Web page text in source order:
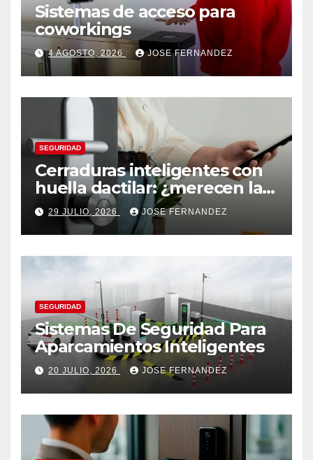
Sistemas de acceso para
coworkings
4 AGOSTO, 2026 JOSE FERNANDEZ
SEGURIDAD
Cerraduras inteligentes con
huella dactilar: ¿merecen la
pena?
29 JULIO, 2026 JOSE FERNANDEZ
SEGURIDAD
Sistemas De Seguridad Para
Aparcamientos Inteligentes
20 JULIO, 2026 JOSE FERNANDEZ